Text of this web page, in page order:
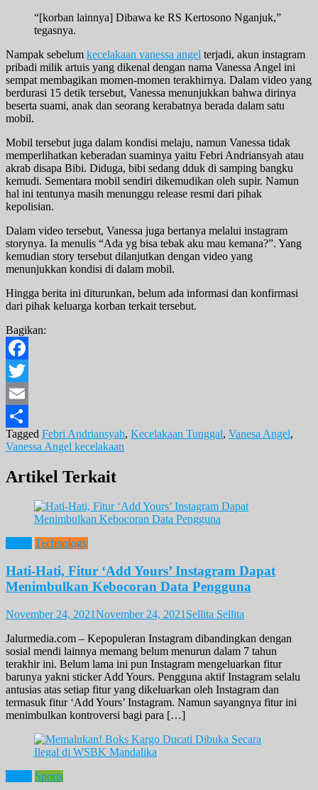
“[korban lainnya] Dibawa ke RS Kertosono Nganjuk,”
tegasnya.
Nampak sebelum kecelakaan vanessa angel terjadi, akun instagram
pribadi milik artuis yang dikenal dengan nama Vanessa Angel ini
sempat membagikan momen-momen terakhirnya. Dalam video yang
berdurasi 15 detik tersebut, Vanessa menunjukkan bahwa dirinya
beserta suami, anak dan seorang kerabatnya berada dalam satu
mobil.
Mobil tersebut juga dalam kondisi melaju, namun Vanessa tidak
memperlihatkan keberadan suaminya yaitu Febri Andriansyah atau
akrab disapa Bibi. Diduga, bibi sedang dduk di samping bangku
kemudi. Sementara mobil sendiri dikemudikan oleh supir. Namun
hal ini tentunya masih menunggu release resmi dari pihak
kepolisian.
Dalam video tersebut, Vanessa juga bertanya melalui instagram
storynya. Ia menulis “Ada yg bisa tebak aku mau kemana?”. Yang
kemudian story tersebut dilanjutkan dengan video yang
menunjukkan kondisi di dalam mobil.
Hingga berita ini diturunkan, belum ada informasi dan konfirmasi
dari pihak keluarga korban terkait tersebut.
Bagikan:
Facebook
Twitter
Email
Share
Tagged Febri Andriansyah, Kecelakaan Tunggal, Vanesa Angel,
Vanessa Angel kecelakaan
Artikel Terkait
Technology
Hati-Hati, Fitur ‘Add Yours’ Instagram Dapat
Menimbulkan Kebocoran Data Pengguna
November 24, 2021November 24, 2021 Sellita Sellita
Jalurmedia.com – Kepopuleran Instagram dibandingkan dengan
sosial mendi lainnya memang belum menurun dalam 7 tahun
terakhir ini. Belum lama ini pun Instagram mengeluarkan fitur
barunya yakni sticker Add Yours. Pengguna aktif Instagram selalu
antusias atas setiap fitur yang dikeluarkan oleh Instagram dan
termasuk fitur ‘Add Yours’ Instagram. Namun sayangnya fitur ini
menimbulkan kontroversi bagi para […]
Sports